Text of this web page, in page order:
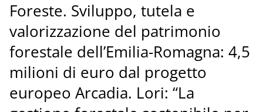
Foreste. Sviluppo, tutela e
valorizzazione del patrimonio
forestale dell’Emilia-Romagna: 4,5
milioni di euro dal progetto
europeo Arcadia. Lori: “La